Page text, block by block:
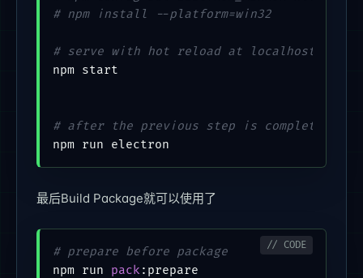
# npm install --platform=win32
# serve with hot reload at localhost:9988
npm start
# after the previous step is completed to
最后Build Package就可以使用了
# prepare before package
npm run pack :prepare